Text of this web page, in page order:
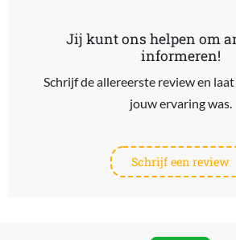
Jij kunt ons helpen om
informeren!
Schrijf de allereerste review en
jouw ervaring was.
Schrijf een review